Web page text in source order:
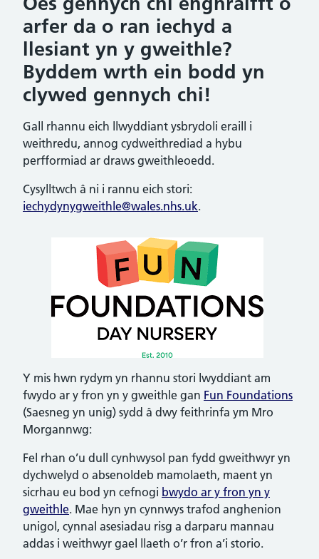
arfer da o ran iechyd a
llesiant yn y gweithle?
Byddem wrth ein bodd yn
clywed gennych chi!
Gall rhannu eich llwyddiant ysbrydoli eraill i
weithredu, annog cydweithrediad a hybu
perfformiad ar draws gweithleoedd.
Cysylltwch â ni i rannu eich stori:
iechydynygweithle@wales.nhs.uk.
Y mis hwn rydym yn rhannu stori lwyddiant am
fwydo ar y fron yn y gweithle gan Fun Foundations
(Saesneg yn unig) sydd â dwy feithrinfa ym Mro
Morgannwg:
Fel rhan o’u dull cynhwysol pan fydd gweithwyr yn
dychwelyd o absenoldeb mamolaeth, maent yn
sicrhau eu bod yn cefnogi bwydo ar y fron yn y
gweithle. Mae hyn yn cynnwys trafod anghenion
unigol, cynnal asesiadau risg a darparu mannau
addas i weithwyr gael llaeth o’r fron a’i storio.